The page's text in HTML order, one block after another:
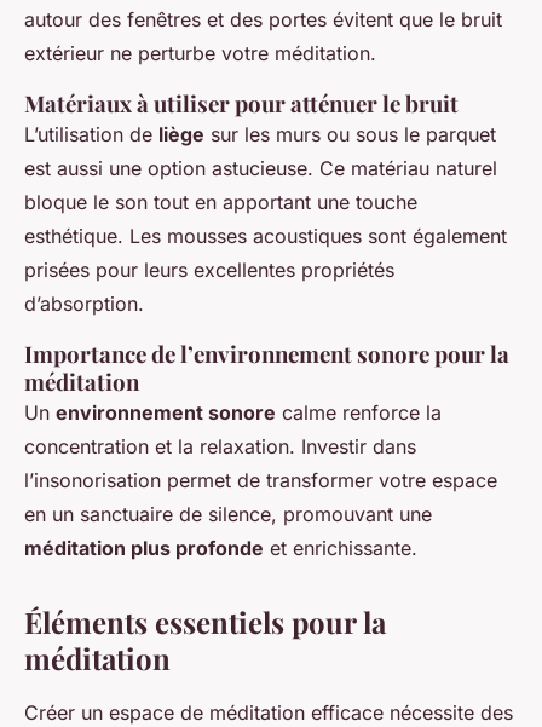
autour des fenêtres et des portes évitent que le bruit
extérieur ne perturbe votre méditation.
Matériaux à utiliser pour atténuer le bruit
L’utilisation de liège sur les murs ou sous le parquet
est aussi une option astucieuse. Ce matériau naturel
bloque le son tout en apportant une touche
esthétique. Les mousses acoustiques sont également
prisées pour leurs excellentes propriétés
d’absorption.
Importance de l’environnement sonore pour la
méditation
Un environnement sonore calme renforce la
concentration et la relaxation. Investir dans
l’insonorisation permet de transformer votre espace
en un sanctuaire de silence, promouvant une
méditation plus profonde et enrichissante.
Éléments essentiels pour la
méditation
Créer un espace de méditation efficace nécessite des